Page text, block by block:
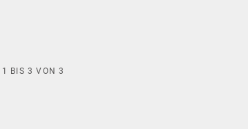
1 BIS3 VON3